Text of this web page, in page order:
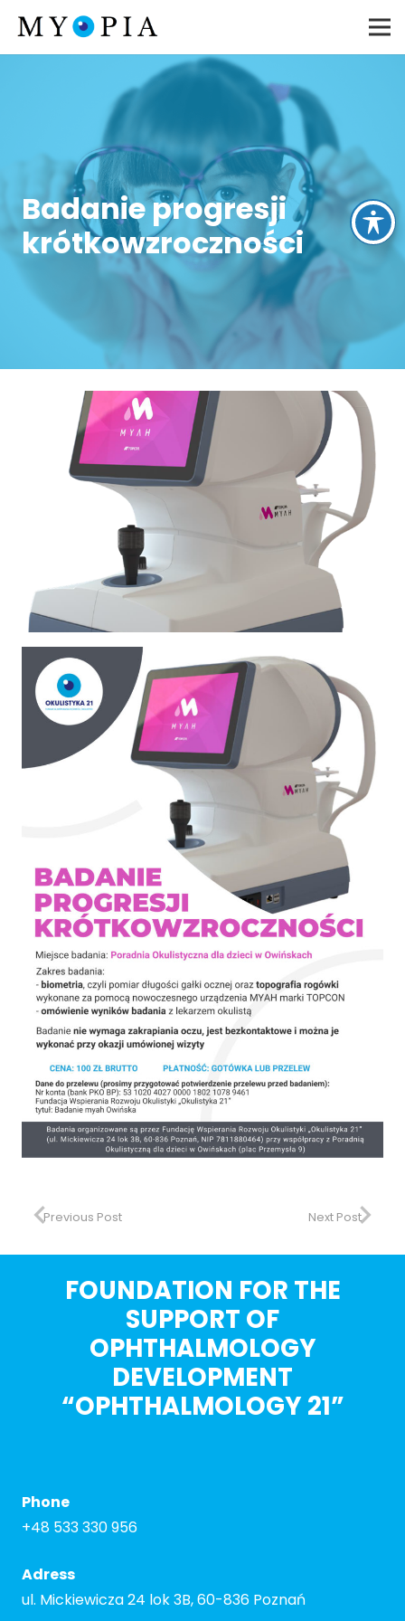
Badanie progresji
krótkowzroczności
Previous Post Next Post
FOUNDATION FOR THE
SUPPORT OF
OPHTHALMOLOGY
DEVELOPMENT
“OPHTHALMOLOGY 21”
Phone
+48 533 330 956
Adress
ul. Mickiewicza 24 lok 3B, 60-836 Poznań